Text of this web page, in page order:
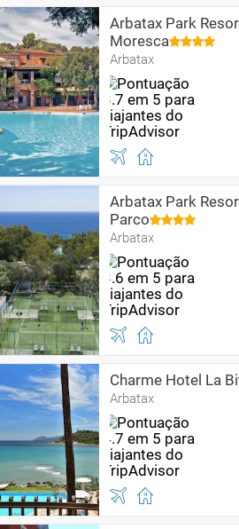
Arbatax Park
Moresca
Arbatax
Arbatax Park
Parco
Arbatax
Charme Hotel La
Arbatax